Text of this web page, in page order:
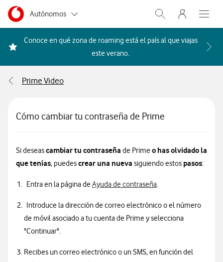
Ir a la pagina principal de vodafone.es
Menu navegación Segmento
Autónomos
Pymes
Abrir buscador.
Menu
Abre
Conoce en qué zona de roaming está el país al que viajas
este verano. Acceder a la FAQ Qué
Prime Video
Cómo cambiar tu contraseña de Prime
Si deseascambiar tu contraseña de Primeo has olvidado la
que tenías, puedescrear una nueva siguiendo estos pasos:
Entra en la página deAyuda de contraseña.
Introduce la dirección de correo electrónico o el número
de móvil asociado a tu cuenta de Prime y selecciona
"Continuar".
Recibes un correo electrónico o un SMS, en función del